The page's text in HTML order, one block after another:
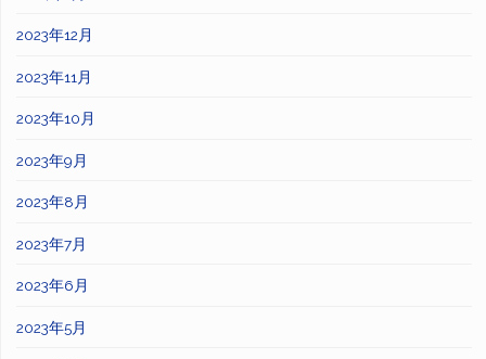
2023年12月
2023年11月
2023年10月
2023年9月
2023年8月
2023年7月
2023年6月
2023年5月